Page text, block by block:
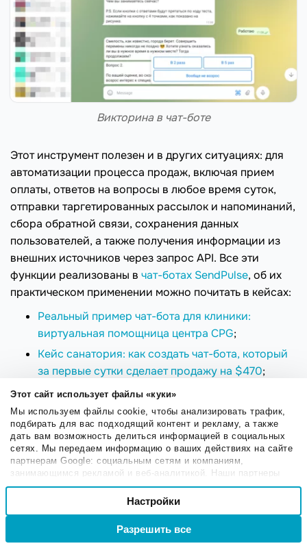
Этот сайт использует файлы «куки»
Мы используем файлы cookie, чтобы анализировать трафик,
подбирать для вас подходящий контент и рекламу, а также
дать вам возможность делиться информацией в социальных
сетях. Мы передаем информацию о ваших действиях на сайте
партнерам Google: социальным сетям и компаниям,
занимающимся рекламой и веб-аналитикой. Наши партнеры
могут комбинировать эти сведения с предоставленной вами
информацией, а также данными, которые они получили при
использовании вами их сервисов.
Выбор
Настроечные
Настройки
Разрешить все
Викторина в чат-боте
Этот инструмент полезен и в других ситуациях: для
автоматизации процесса продаж, включая прием
оплаты, ответов на вопросы в любое время суток,
отправки таргетированных рассылок и напоминаний,
сбора обратной связи, сохранения данных
пользователей, а также получения информации из
внешних источников через запрос API. Все эти
функции реализованы в чат-ботах SendPulse, об их
практическом применении можно почитать в кейсах:
Реальный пример чат-бота для клиники:
виртуальная помощница центра CPG;
Кейс санатория: как создать чат-бота, который
за первые сутки сделает продажу на $470;
Кейс Романа Рыбальченко: автоматизация
набора сотрудников через чат-бот;
Чат-бот для обучения основам нутрициологии и
здорового питания;
Как построить чат-бота для ресторана: кейс
кафе «Цапа»;
Марафон по медитациям: нестандартный чат-